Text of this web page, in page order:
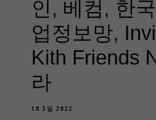
인, 베컴, 한
업정보망,
Kith Friends
라
18 5월 2022